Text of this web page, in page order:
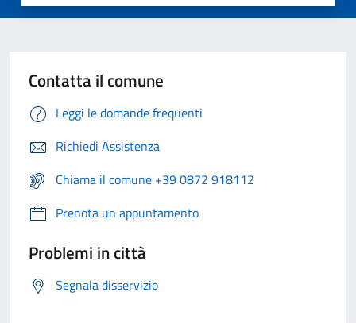
Contatta il comune
Leggi le domande frequenti
Richiedi Assistenza
Chiama il comune +39 0872 918112
Prenota un appuntamento
Problemi in città
Segnala disservizio